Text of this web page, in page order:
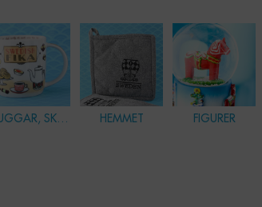
MUGGAR, SKÅLAR & GLAS HEMMET FIGURER